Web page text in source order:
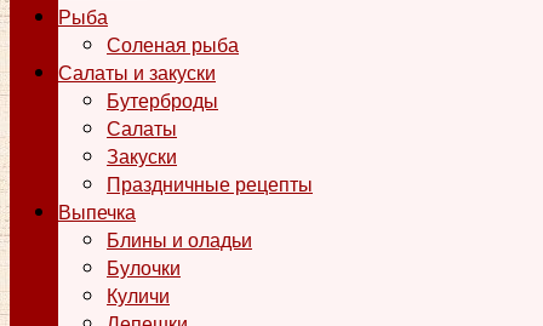
Рыба
Соленая рыба
Салаты и закуски
Бутерброды
Салаты
Закуски
Праздничные рецепты
Выпечка
Блины и оладьи
Булочки
Куличи